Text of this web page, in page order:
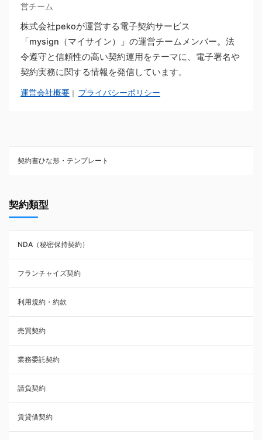
営チーム
株式会社pekoが運営する電子契約サービス
「mysign（マイサイン）」の運営チームメンバー。法
令遵守と信頼性の高い契約運用をテーマに、電子署名や
契約実務に関する情報を発信しています。
運営会社概要 ｜ プライバシーポリシー
契約書ひな形・テンプレート
NDA（秘密保持契約）
業務委託契約
利用規約・約款
覚書・合意書・同意書
承諾書
雇用契約
その他契約・書面
売買契約
契約類型
NDA（秘密保持契約）
フランチャイズ契約
利用規約・約款
売買契約
業務委託契約
請負契約
賃貸借契約